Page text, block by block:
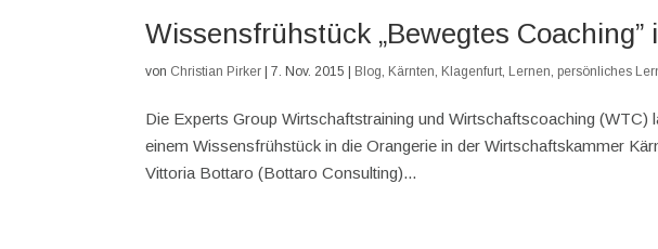
Wissensfrühstück „Bewegtes Coaching”
von Christian Pirker |7. Nov. 2015 | Blog, Kärnten, Klagenfurt, Lernen, persönliches
Die Experts Group Wirtschaftstraining und Wirtschaftscoaching (WTC)
einem Wissensfrühstück in die Orangerie in der Wirtschaftskammer
Vittoria Bottaro (Bottaro Consulting)...